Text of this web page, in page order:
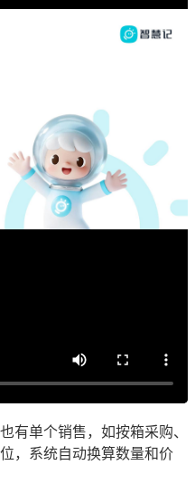
有单个销售，如按箱采购、
，系统自动换算数量和价